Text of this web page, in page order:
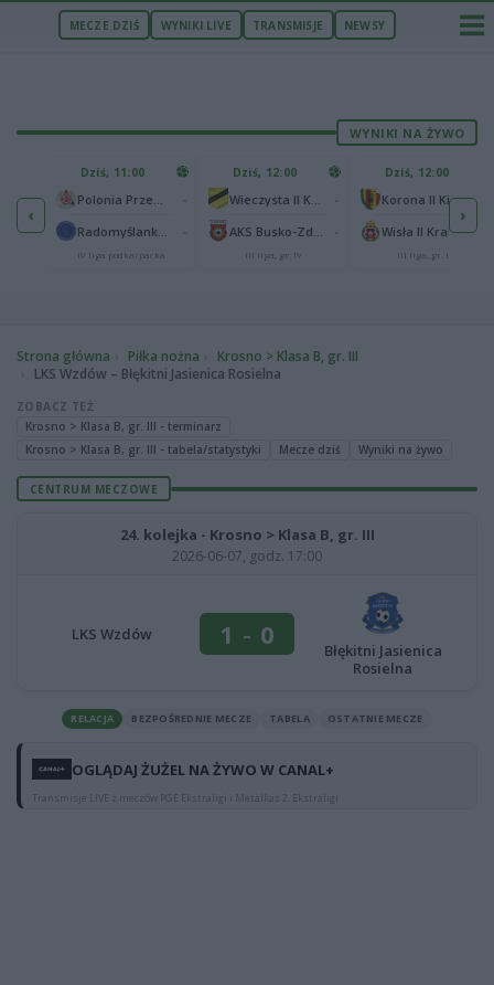
MECZE DZIŚ WYNIKI LIVE TRANSMISJE NEWSY
WYNIKI NA ŻYWO
‹
1
1
Dziś, 11:00
IV liga podkarpacka
Dziś, 12:00
III liga, gr. IV
Dziś, 12:00
Korona II Kielce
Wisła II Kraków
III liga, gr. IV
›
Strona główna Piłka nożna
Krosno > Klasa B, gr. III
LKS Wzdów – Błękitni Jasienica Rosielna
ZOBACZ TEŻ
Krosno > Klasa B, gr. III - terminarz
Krosno > Klasa B, gr. III - tabela/statystyki
Mecze dziś Wyniki na żywo
CENTRUM MECZOWE
24. kolejka - Krosno > Klasa B, gr. III
2026-06-07, godz. 17:00
LKS Wzdów 1 - 0
Błękitni Jasienica
Rosielna
RELACJA BEZPOŚREDNIE MECZE TABELA OSTATNIE MECZE
OGLĄDAJ ŻUŻEL NA ŻYWO W CANAL+
Transmisje LIVE z meczów PGE Ekstraligi i Metalkas 2. Ekstraligi